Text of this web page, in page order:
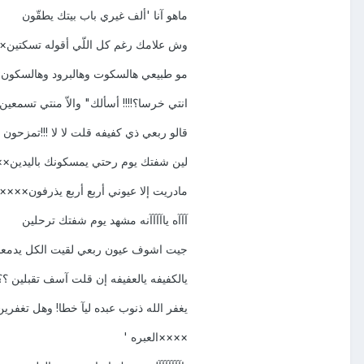
ماهو آنا 'ألف غيري باب بيتك يطقّون
وش علامك رغم كل اللّي أقوله
مو طبيعي هالسكوت وهالبرود
انتي خرسا؟!!!! أسألك" والاّ منتي
قالو ربعي ذي كفيفه قلت لا لا !!!تمزحون
لين شفتك يوم رحتي يمسكونك
مادريت إلا عيوني أربع أربع يذرفون××××
آآآه ياآآآآنه مشهد يوم شفتك ترحلين
جيت اشوف عيون ربعي لقيت الكل
يالكفيفه يالعفيفه إن قلت آسف تقبلين
يغفر الله ذنوب عبده ليآ خطا! وهل
××××العبره '